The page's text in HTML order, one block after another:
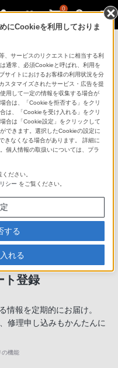
0
な」も
も
ト登録
情報を定期的にお届け。
修理申し込みもかんたんに
の機能
にCookieを利用しておりま
、サービスのリクエストに相当する利
通常、必須Cookieと呼ばれ、利用を
サイトにおけるお客様の利用状況を分
スタマイズされたサービス・広告を提
用して一定の情報を収集する場合が
合は、「Cookieを拒否する」をクリ
は、「Cookieを受け入れる」をクリ
合は「Cookie設定」をクリックして
できます。選択したCookieの設定に
きなくなる場合があります。 詳細に
個人情報の取扱いについては、プラ
ください。
シー をご覧ください。
する
れる